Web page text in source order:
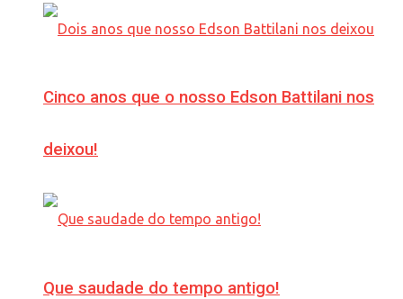
Cinco anos que o nosso Edson Battilani nos
deixou!
Que saudade do tempo antigo!